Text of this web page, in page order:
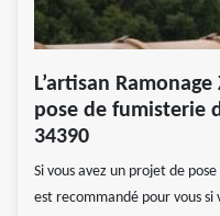
L’artisan
pose de fumisterie
34390
Si vous avez un projet de
est recommandé pour vous si